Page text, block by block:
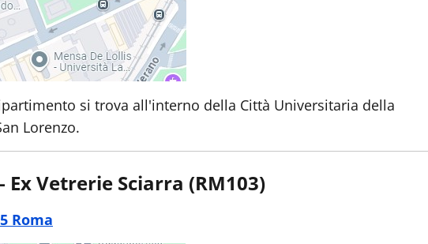
si trova all'interno della Città Universitaria della
Lorenzo.
Ex Vetrerie Sciarra (RM103)
Roma